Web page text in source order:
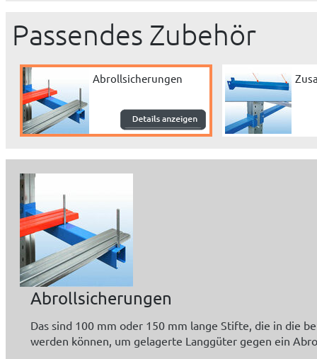
Passendes Zubehör
Abrollsicherungen
Abrollsicherungen
Das sind 100 mm oder 150 mm lange Stifte, die in die
werden können, um gelagerte Langgüter gegen ein